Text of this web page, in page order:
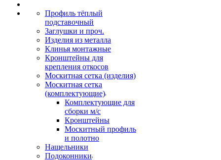
Профиль тёплый
подставочный
Заглушки и проч.
Изделия из металла
Клинья монтажные
Кронштейны для
крепления откосов
Москитная сетка (изделия)
Москитная сетка
(комплектующие)
Комплектующие для
сборки м/с
Кронштейны
Москитный профиль
и полотно
Нащельники
Подоконники